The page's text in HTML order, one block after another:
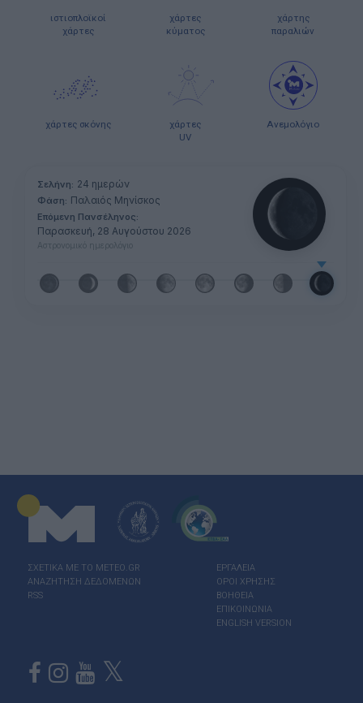
ιστιοπλοϊκοί
χάρτες
χάρτες
κύματος
χάρτης
παραλιών
χάρτες σκόνης
χάρτες
UV
Ανεμολόγιο
Σελήνη: 24 ημερών
Φάση: Παλαιός Μηνίσκος
Επόμενη Πανσέληνος:
Παρασκευή, 28 Αυγούστου 2026
Αστρονομικό ημερολόγιο
ΣΧΕΤΙΚΑ ΜΕ ΤΟ ΜΕΤΕΟ.GR
ΑΝΑΖΗΤΗΣΗ ΔΕΔΟΜΕΝΩΝ
RSS
ΕΡΓΑΛΕΙΑ
ΟΡΟΙ ΧΡΗΣΗΣ
ΒΟΗΘΕΙΑ
ΕΠΙΚΟΙΝΩΝΙΑ
ENGLISH VERSION